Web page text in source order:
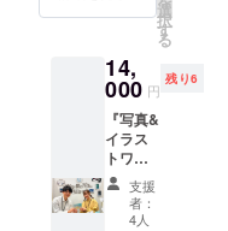
260㎜x
幅170㎜
310㎜
本』：1
サイ
ズ】横
180㎜×
縦180㎜
【ペー
ジ数】
24ペー
ジ ・グ
ワーク
ショッ
プを開
催する
ことに
しまし
た。 ぜ
ひ皆さ
まに
【日
時】
4月6日
（土）
11時30
分～13
時30分
「作品
はどう
やって
制作し
選
択
す
る
14,
000 円
残り6
『写真&
イラス
トワー
ク
ショッ
プ』参
支援
者：
4人